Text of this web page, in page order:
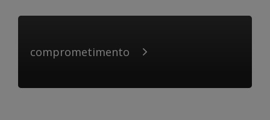
comprometimento